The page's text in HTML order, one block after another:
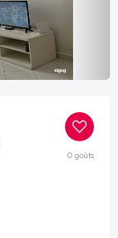
0goûts